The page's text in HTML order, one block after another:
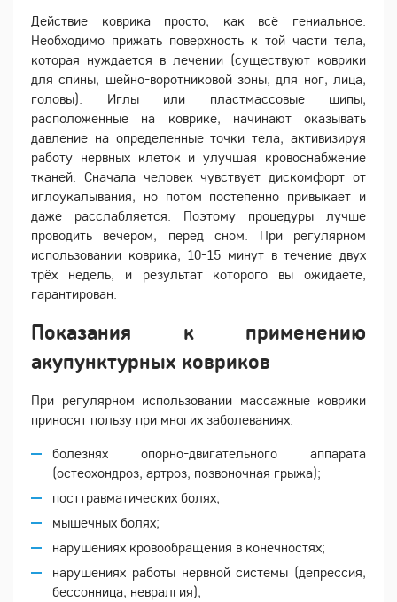
Действие коврика просто, как всё гениальное.
Необходимо прижать поверхность к той части тела,
которая нуждается в лечении (существуют коврики
для спины, шейно-воротниковой зоны, для ног, лица,
головы). Иглы или пластмассовые шипы,
расположенные на коврике, начинают оказывать
давление на определенные точки тела, активизируя
работу нервных клеток и улучшая кровоснабжение
тканей. Сначала человек чувствует дискомфорт от
иглоукалывания, но потом постепенно привыкает и
даже расслабляется. Поэтому процедуры лучше
проводить вечером, перед сном. При регулярном
использовании коврика, 10-15 минут в течение двух
трёх недель, и результат которого вы ожидаете,
гарантирован.
Показания к применению
акупунктурных ковриков
При регулярном использовании массажные коврики
приносят пользу при многих заболеваниях:
болезнях опорно-двигательного аппарата
(остеохондроз, артроз, позвоночная грыжа);
посттравматических болях;
мышечных болях;
нарушениях кровообращения в конечностях;
нарушениях работы нервной системы (депрессия,
бессонница, невралгия);